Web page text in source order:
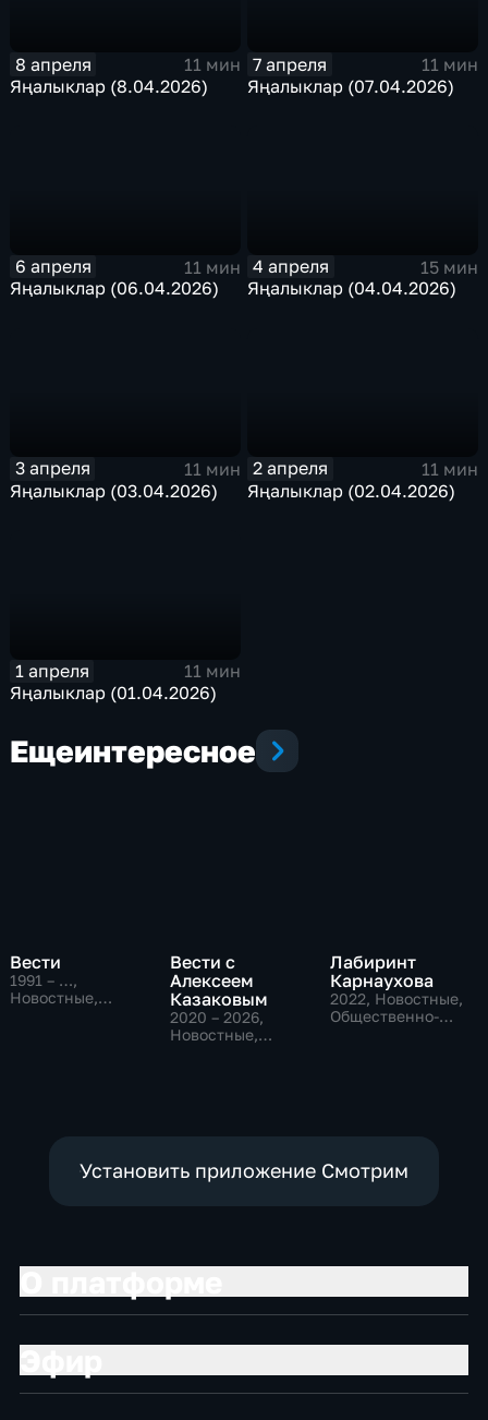
8 апреля
11 мин
Яңалыклар (8.04.2026)
7 апреля
11 мин
Яңалыклар (07.04.2026)
6 апреля
11 мин
Яңалыклар (06.04.2026)
4 апреля
15 мин
Яңалыклар (04.04.2026)
3 апреля
11 мин
Яңалыклар (03.04.2026)
2 апреля
11 мин
Яңалыклар (02.04.2026)
1 апреля
11 мин
Яңалыклар (01.04.2026)
Ещеинтересное
Вести
1991 – …,
Новостные,
Вести с
Алексеем
Казаковым
2020 – 2026,
Новостные,
Лабиринт
Карнаухова
2022, Новостные,
Общественно-
Установить приложение Смотрим